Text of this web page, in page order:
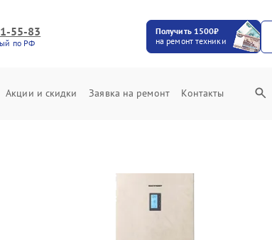
55-83
по РФ
Получить 1500₽
на ремонт техники
Акции и скидки Заявка на ремонт Контакты